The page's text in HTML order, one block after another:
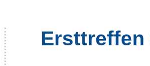
Ersttreffen